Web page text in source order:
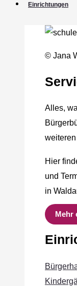
Einrichtungen
© Jana
Alles,
Hier
und
in
Mehr